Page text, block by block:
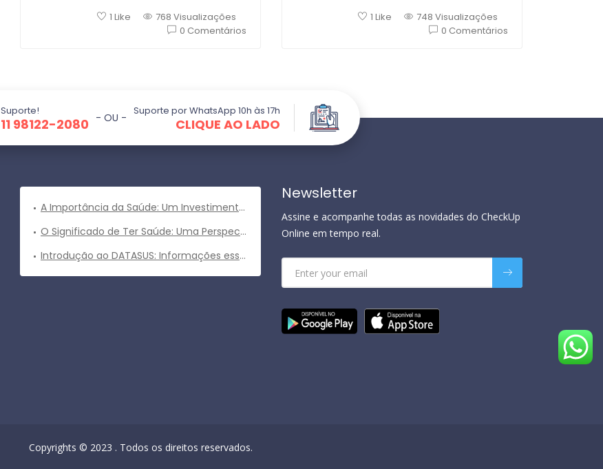
1 Like
768 Visualizações
0 Comentários
1 Like
748 Visualizações
0 Comentários
Suporte!
11 98122-2080
Suporte por WhatsApp 10h às 17h
CLIQUE AO LADO
- OU -
A Importância da Saúde: Um Investimento Valioso para uma Vida Plena
O Significado de Ter Saúde: Uma Perspectiva Abrangente
Introdução ao DATASUS: Informações essenciais sobre o sistema de informações em saúde do Brasil
Newsletter
Assine e acompanhe todas as novidades do CheckUp
Online em tempo real.
Copyrights © 2023 . Todos os direitos reservados.